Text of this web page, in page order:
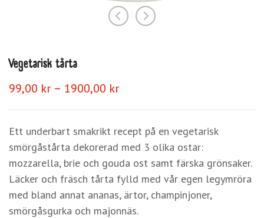
Vegetarisk tårta
99,00 kr – 1900,00 krPrisintervall:
till
1900,00 kr
Ett underbart smakrikt recept på en vegetarisk
smörgåstårta dekorerad med 3 olika ostar:
mozzarella, brie och gouda ost samt färska grönsaker.
Läcker och fräsch tårta fylld med vår egen legymröra
med bland annat ananas, ärtor, champinjoner,
smörgåsgurka och majonnäs.